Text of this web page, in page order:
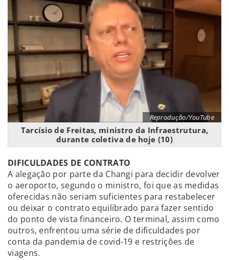
Reprodução/YouTube
Tarcísio de Freitas, ministro da Infraestrutura,
durante coletiva de hoje (10)
DIFICULDADES DE CONTRATO
A alegação por parte da Changi para decidir devolver
o aeroporto, segundo o ministro, foi que as medidas
oferecidas não seriam suficientes para restabelecer
ou deixar o contrato equilibrado para fazer sentido
do ponto de vista financeiro. O terminal, assim como
outros, enfrentou uma série de dificuldades por
conta da pandemia de covid-19 e restrições de
viagens.